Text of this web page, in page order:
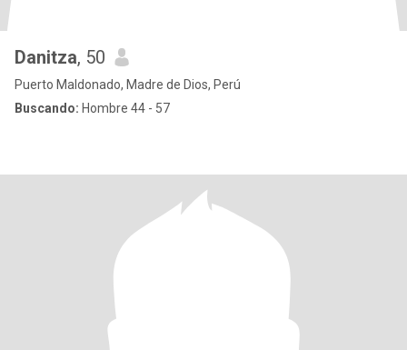
Danitza, 50
Puerto Maldonado, Madre de Dios, Perú
Buscando: Hombre 44 - 57